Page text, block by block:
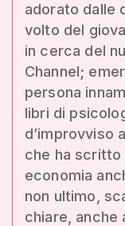
adorato dalle
volto del
in cerca del
Channel;
persona
libri di
d’improvviso
che ha scritto
economia
non ultimo,
chiare, anche